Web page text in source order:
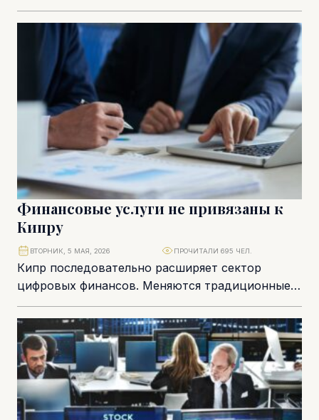
давление на экономику страны, снижая темпы
развития и толкая цены...
Финансовые услуги не привязаны к
Кипру
Кипр последовательно расширяет сектор
цифровых финансов. Меняются традиционные
модели банкинга и платежей, растет скорость и
качество электронных транзакций. Перед
регуляторами,...
ВТОРНИК, 5 МАЯ, 2026 ПРОЧИТАЛИ 695 ЧЕЛ.